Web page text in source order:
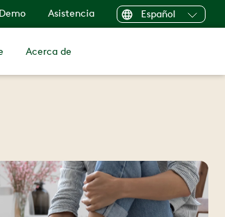
Asistencia Español
Acerca de